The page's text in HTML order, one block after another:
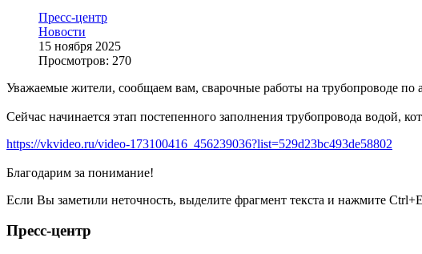
Пресс-центр
Новости
15 ноября 2025
Просмотров: 270
Уважаемые жители, сообщаем вам, сварочные работы на трубопроводе по
Сейчас начинается этап постепенного заполнения трубопровода водой,
https://vkvideo.ru/video-173100416_456239036?list=529d23bc493de58802
Благодарим за понимание!
Если Вы заметили неточность, выделите фрагмент текста и нажмите
Пресс-центр